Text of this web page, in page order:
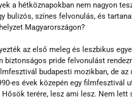
a hétköznapokban nem nagyon
bulizós, színes felvonulás, és
Magyarországon?
az első meleg és leszbikus
biztonságos pride felvonulást
budapesti mozikban, de
es évek közepén egy filmfesztivál
terére, lesz ami lesz. Nem